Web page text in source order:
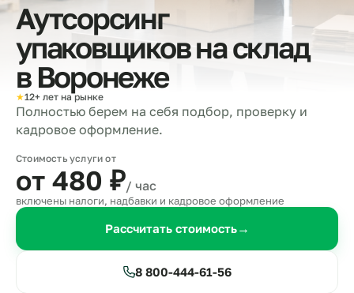
Аутсорсинг
упаковщиков на склад
в Воронеже
★12+ лет на рынке
Полностью берем на себя подбор, проверку и
кадровое оформление.
Стоимость услуги от
от 480 ₽/ час
включены налоги, надбавки и кадровое оформление
Рассчитать стоимость→
8 800-444-61-56